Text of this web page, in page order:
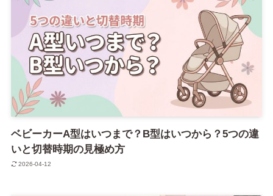
ベビーカーA型はいつまで？B型はいつから？5つの違
いと切替時期の見極め方
2026-04-12